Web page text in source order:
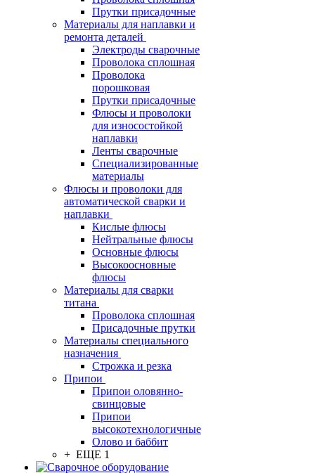
Прутки присадочные
Материалы для наплавки и
ремонта деталей
Электроды сварочные
Проволока сплошная
Проволока
порошковая
Прутки присадочные
Флюсы и проволоки
для износостойкой
наплавки
Ленты сварочные
Специализированные
материалы
Флюсы и проволоки для
автоматической сварки и
наплавки
Кислые флюсы
Нейтральные флюсы
Основные флюсы
Высокоосновные
флюсы
Материалы для сварки
титана
Проволока сплошная
Присадочные прутки
Материалы специального
назначения
Строжка и резка
Припои
Припои оловянно-
свинцовые
Припои
высокотехнологичные
Олово и баббит
+ ЕЩЕ 1